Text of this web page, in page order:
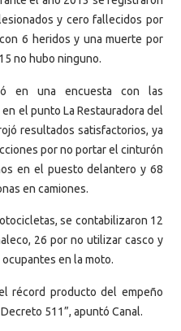
y cero fallecidos por
6 heridos y una muerte por
no hubo ninguno.
en una encuesta con las
el punto La Restauradora del
resultados satisfactorios, ya
por no portar el cinturón
en el puesto delantero y 68
en camiones.
se contabilizaron 12
26 por no utilizar casco y
en la moto.
récord producto del empeño
511”, apuntó Canal.